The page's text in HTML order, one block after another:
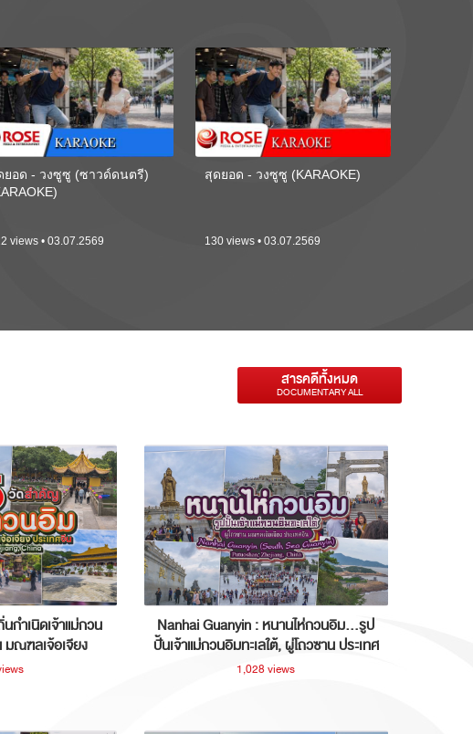
ยอด - วงซูซู (ซาวด์ดนตรี)
views • 03.07.2569
สุดยอด - วงซูซู (KARAOKE)
130 views • 03.07.2569
สารคดีทั้งหมด
DOCUMENTARY ALL
กำเนิดเจ้าแม่กวน
มณฑลเจ้อเจียง
จีน
Nanhai Guanyin : หนานไห่กวนอิม...รูป
ปั้นเจ้าแม่กวนอิมทะเลใต้, ผู่โถวซาน ประเทศ
จีน
1,028 views